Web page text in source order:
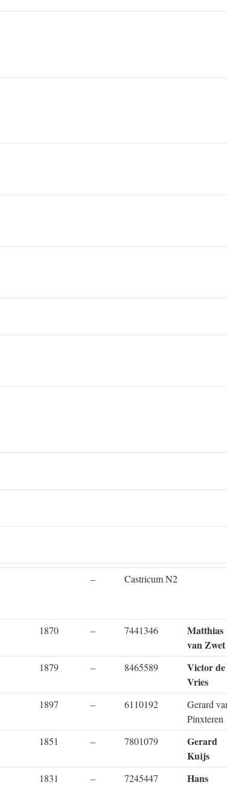
– Castricum N2
1870 – 7441346
Matthias
van Zwet
1879 – 8465589
Victor de
Vries
1897 – 6110192
Gerard
Pinxteren
1851 – 7801079
Gerard
Kuijs
1831 – 7245447
Hans